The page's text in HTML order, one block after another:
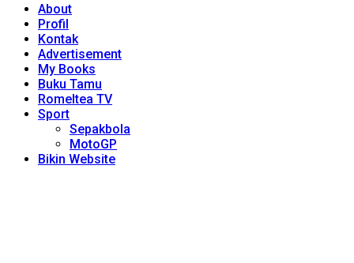
About
Profil
Kontak
Advertisement
My Books
Buku Tamu
Romeltea TV
Sport
Sepakbola
MotoGP
Bikin Website